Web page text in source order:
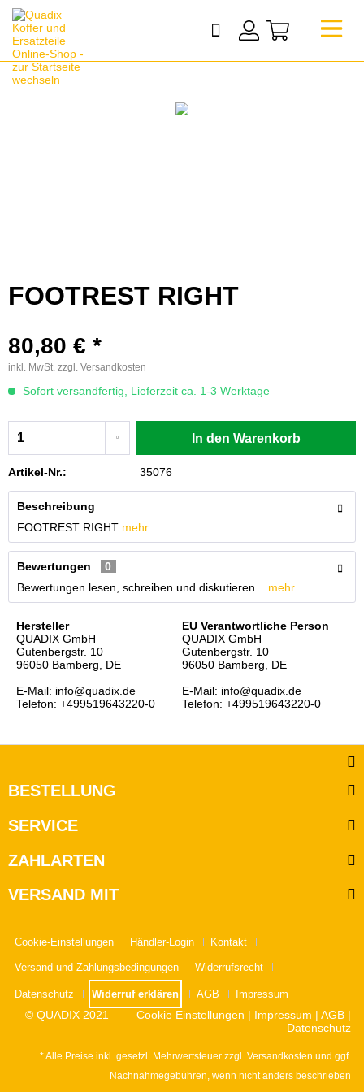
FOOTREST RIGHT
80,80 € *
inkl. MwSt. zzgl. Versandkosten
Sofort versandfertig, Lieferzeit ca. 1-3 Werktage
In den Warenkorb
Artikel-Nr.: 35076
Beschreibung
FOOTREST RIGHT mehr
Bewertungen
0
Bewertungen lesen, schreiben und diskutieren...
mehr
Hersteller
QUADIX GmbH
Gutenbergstr. 10
96050 Bamberg, DE
E-Mail: info@quadix.de
Telefon: +499519643220-0
EU Verantwortliche Person
QUADIX GmbH
Gutenbergstr. 10
96050 Bamberg, DE
E-Mail: info@quadix.de
Telefon: +499519643220-0
BESTELLUNG
SERVICE
ZAHLARTEN
VERSAND MIT
Cookie-Einstellungen Händler-Login Kontakt
Versand und Zahlungsbedingungen Widerrufsrecht
Datenschutz Widerruf erklären AGB Impressum
© QUADIX 2021 Cookie Einstellungen | Impressum | AGB |
Datenschutz
* Alle Preise inkl. gesetzl. Mehrwertsteuer zzgl. Versandkosten und ggf.
Nachnahmegebühren, wenn nicht anders beschrieben